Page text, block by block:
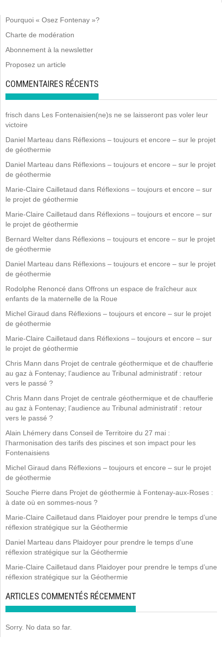
Pourquoi « Osez Fontenay »?
Charte de modération
Abonnement à la newsletter
Proposez un article
COMMENTAIRES RÉCENTS
frisch dans Les Fontenaisien(ne)s ne se laisseront pas voler leur
victoire
Daniel Marteau dans Réflexions – toujours et encore – sur le projet
de géothermie
Daniel Marteau dans Réflexions – toujours et encore – sur le projet
de géothermie
Marie-Claire Cailletaud dans Réflexions – toujours et encore – sur
le projet de géothermie
Marie-Claire Cailletaud dans Réflexions – toujours et encore – sur
le projet de géothermie
Bernard Welter dans Réflexions – toujours et encore – sur le projet
de géothermie
Daniel Marteau dans Réflexions – toujours et encore – sur le projet
de géothermie
Rodolphe Renoncé dans Offrons un espace de fraîcheur aux
enfants de la maternelle de la Roue
Michel Giraud dans Réflexions – toujours et encore – sur le projet
de géothermie
Marie-Claire Cailletaud dans Réflexions – toujours et encore – sur
le projet de géothermie
Chris Mann dans Projet de centrale géothermique et de chaufferie
au gaz à Fontenay; l’audience au Tribunal administratif : retour
vers le passé ?
Chris Mann dans Projet de centrale géothermique et de chaufferie
au gaz à Fontenay; l’audience au Tribunal administratif : retour
vers le passé ?
Alain Lhémery dans Conseil de Territoire du 27 mai :
l’harmonisation des tarifs des piscines et son impact pour les
Fontenaisiens
Michel Giraud dans Réflexions – toujours et encore – sur le projet
de géothermie
Souche Pierre dans Projet de géothermie à Fontenay-aux-Roses :
à date où en sommes-nous ?
Marie-Claire Cailletaud dans Plaidoyer pour prendre le temps d’une
réflexion stratégique sur la Géothermie
Daniel Marteau dans Plaidoyer pour prendre le temps d’une
réflexion stratégique sur la Géothermie
Marie-Claire Cailletaud dans Plaidoyer pour prendre le temps d’une
réflexion stratégique sur la Géothermie
ARTICLES COMMENTÉS RÉCEMMENT
Sorry. No data so far.